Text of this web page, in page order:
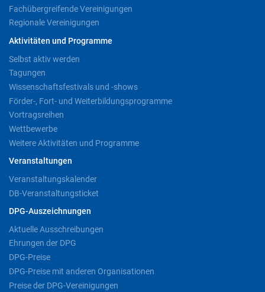
Fachübergreifende Vereinigungen
Regionale Vereinigungen
Aktivitäten und Programme
Selbst aktiv werden
Tagungen
Wissenschaftsfestivals und -shows
Förder-, Fort- und Weiterbildungsprogramme
Vortragsreihen
Wettbewerbe
Weitere Aktivitäten und Programme
Veranstaltungen
Veranstaltungskalender
DB-Veranstaltungsticket
DPG-Auszeichnungen
Aktuelle Ausschreibungen
Ehrungen der DPG
DPG-Preise
DPG-Preise mit anderen Organisationen
Preise der DPG-Vereinigungen